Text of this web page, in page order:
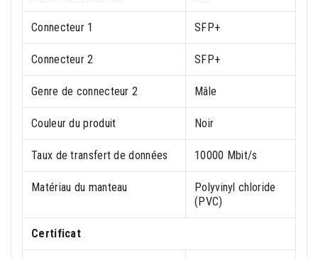
Connecteur 1 SFP+
Connecteur 2 SFP+
Genre de connecteur 2 Mâle
Couleur du produit Noir
Taux de transfert de données 10000 Mbit/s
Matériau du manteau
Polyvinyl chloride
(PVC)
Certificat